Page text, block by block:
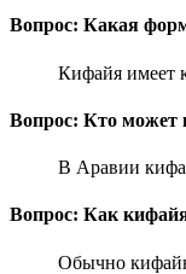
Вопрос: Какая
Кифайя имеет
Вопрос: Кто может
В Аравии
Вопрос: Как
Обычно